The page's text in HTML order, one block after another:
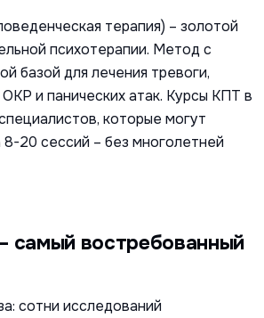
терапия) – золотой
психотерапии. Метод с
базой для лечения тревоги,
и панических атак. Курсы КПТ в
которые могут
8-20 сессий – без многолетней
сотни исследований